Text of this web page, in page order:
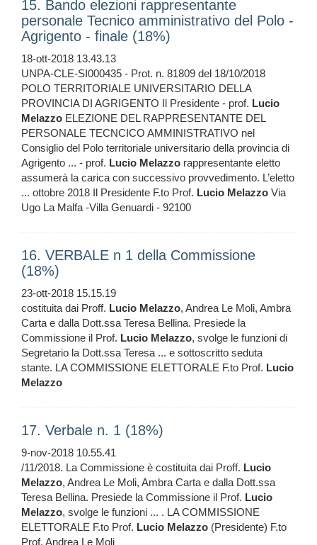
15. Bando elezioni rappresentante
personale Tecnico amministrativo del Polo -
Agrigento - finale (18%)
18-ott-2018 13.43.13
UNPA-CLE-SI000435 - Prot. n. 81809 del 18/10/2018
POLO TERRITORIALE UNIVERSITARIO DELLA
PROVINCIA DI AGRIGENTO Il Presidente - prof. Lucio
Melazzo ELEZIONE DEL RAPPRESENTANTE DEL
PERSONALE TECNCICO AMMINISTRATIVO nel
Consiglio del Polo territoriale universitario della provincia di
Agrigento ... - prof. Lucio Melazzo rappresentante eletto
assumerà la carica con successivo provvedimento. L’eletto
... ottobre 2018 Il Presidente F.to Prof. Lucio Melazzo Via
Ugo La Malfa -Villa Genuardi - 92100
16. VERBALE n 1 della Commissione
(18%)
23-ott-2018 15.15.19
costituita dai Proff. Lucio Melazzo, Andrea Le Moli, Ambra
Carta e dalla Dott.ssa Teresa Bellina. Presiede la
Commissione il Prof. Lucio Melazzo, svolge le funzioni di
Segretario la Dott.ssa Teresa ... e sottoscritto seduta
stante. LA COMMISSIONE ELETTORALE F.to Prof. Lucio
Melazzo
17. Verbale n. 1 (18%)
9-nov-2018 10.55.41
/11/2018. La Commissione è costituita dai Proff. Lucio
Melazzo, Andrea Le Moli, Ambra Carta e dalla Dott.ssa
Teresa Bellina. Presiede la Commissione il Prof. Lucio
Melazzo, svolge le funzioni ... . LA COMMISSIONE
ELETTORALE F.to Prof. Lucio Melazzo (Presidente) F.to
Prof. Andrea Le Moli